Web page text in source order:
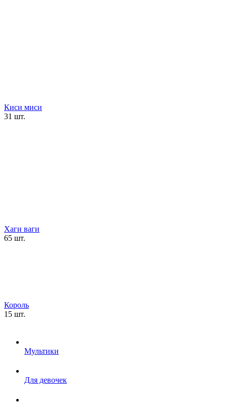
Киси миси
31 шт.
Хаги ваги
65 шт.
Король
15 шт.
Мультики
Для девочек